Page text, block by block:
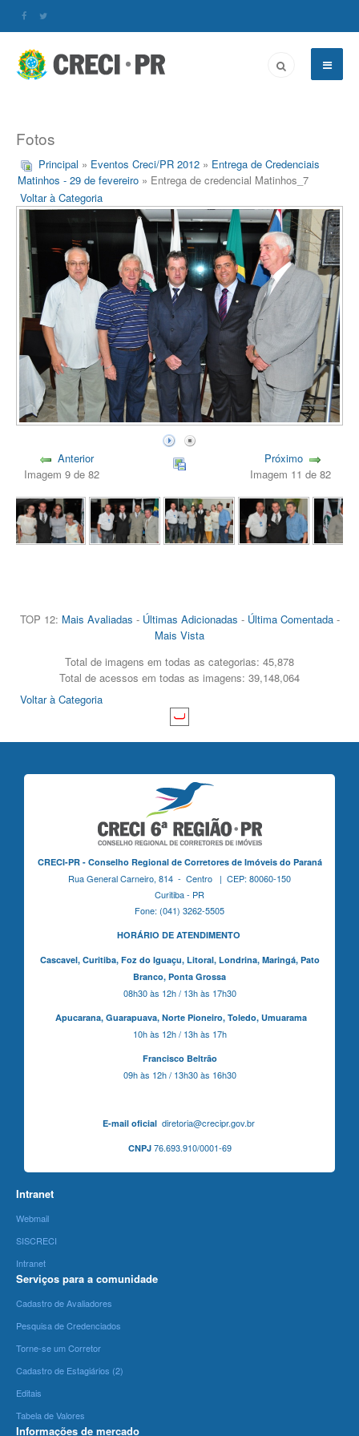
Fotos
Principal » Eventos Creci/PR 2012 » Entrega de Credenciais
Matinhos - 29 de fevereiro » Entrega de credencial Matinhos_7
Voltar à Categoria
Anterior
Imagem 9 de 82
Próximo
Imagem 11 de 82
TOP 12: Mais Avaliadas - Últimas Adicionadas - Última Comentada-
Mais Vista
Total de imagens em todas as categorias: 45,878
Total de acessos em todas as imagens: 39,148,064
Voltar à Categoria
CRECI-PR - Conselho Regional de Corretores de Imóveis do Paraná
Rua General Carneiro, 814 - Centro | CEP: 80060-150
Curitiba - PR
Fone: (041) 3262-5505
HORÁRIO DE ATENDIMENTO
Cascavel, Curitiba,Foz do Iguaçu, Litoral, Londrina, Maringá, Pato
Branco, Ponta Grossa
08h30 às 12h / 13h às 17h30
Apucarana, Guarapuava, Norte Pioneiro, Toledo, Umuarama
10h às 12h / 13h às 17h
Francisco Beltrão
09h às 12h / 13h30 às 16h30
E-mail oficialdiretoria@crecipr.gov.br
CNPJ76.693.910/0001-69
Intranet
Webmail
SISCRECI
Intranet
Serviços para a comunidade
Cadastro de Avaliadores
Pesquisa de Credenciados
Torne-se um Corretor
Cadastro de Estagiários (2)
Editais
Tabela de Valores
Informações de mercado